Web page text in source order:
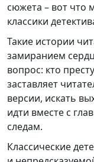
сюжета – вот что
классики
Такие истории
замиранием
вопрос: кто
заставляет
версии, искать
идти вместе с
следам.
Классические